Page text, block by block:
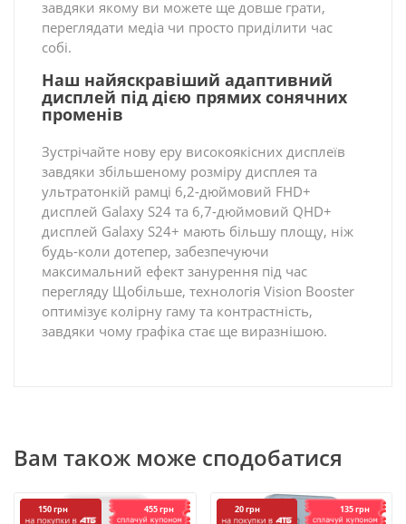
завдяки якому ви можете ще довше грати,
переглядати медіа чи просто приділити час
собі.
Наш найяскравіший адаптивний
дисплей під дією прямих сонячних
променів
Зустрічайте нову еру високоякісних дисплеїв
завдяки збільшеному розміру дисплея та
ультратонкій рамці 6,2-дюймовий FHD+
дисплей Galaxy S24 та 6,7-дюймовий QHD+
дисплей Galaxy S24+ мають більшу площу, ніж
будь-коли дотепер, забезпечуючи
максимальний ефект занурення під час
перегляду Щобільше, технологія Vision Booster
оптимізує колірну гаму та контрастність,
завдяки чому графіка стає ще виразнішою.
Вам також може сподобатися
150 грн 455 грн 20 грн 135 грн